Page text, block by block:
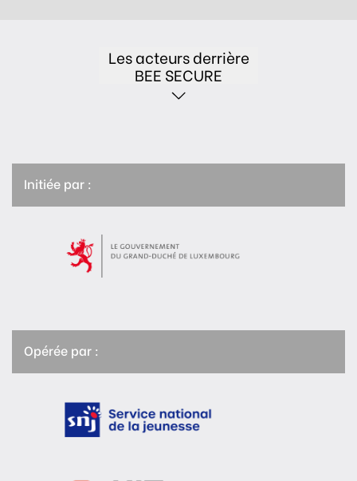
Les acteurs derrière
BEE SECURE
Initiée par :
Opérée par :